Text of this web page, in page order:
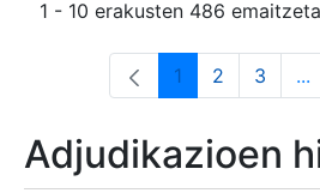
1 - 10 erakusten 486
Orrialdea
1 Orrialdea
2 3 ...
Adjudikazioen